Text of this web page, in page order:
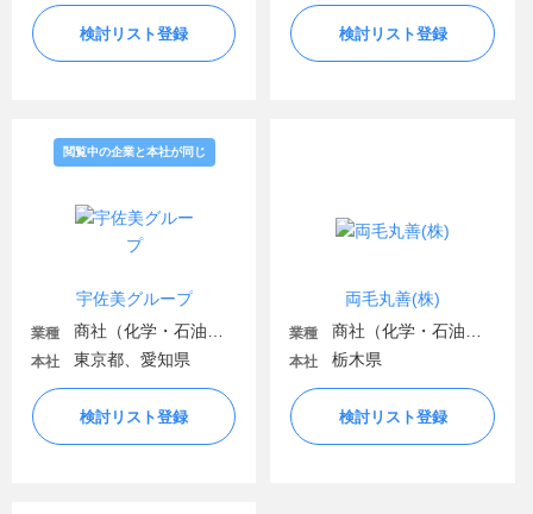
検討リスト登録 検討リスト登録
宇佐美グループ
閲覧中の企業と本社が同じ
業種
本社 東京都、愛知県
検討リスト登録
両毛丸善(株)
業種
本社 栃木県
検討リスト登録